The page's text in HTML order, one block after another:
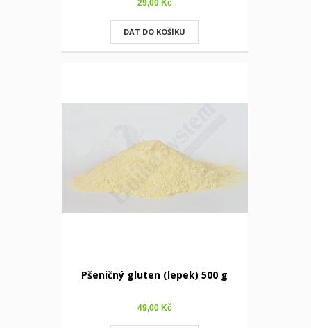
29,00 Kč
DÁT DO KOŠÍKU
Pšeničný gluten (lepek) 500 g
49,00 Kč